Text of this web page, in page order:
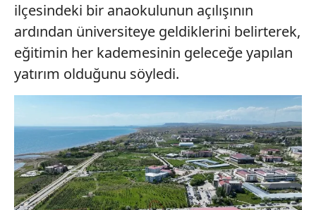
ilçesindeki bir anaokulunun açılışının
ardından üniversiteye geldiklerini belirterek,
eğitimin her kademesinin geleceğe yapılan
yatırım olduğunu söyledi.